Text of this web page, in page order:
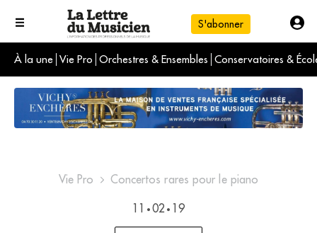
S'abonner
À la une Vie Pro Orchestres & Ensembles Conservatoires &
L'info du jour
Le numéro du mois
International
Vie Pro Concertos rares pour le piano
11 • 02 • 19